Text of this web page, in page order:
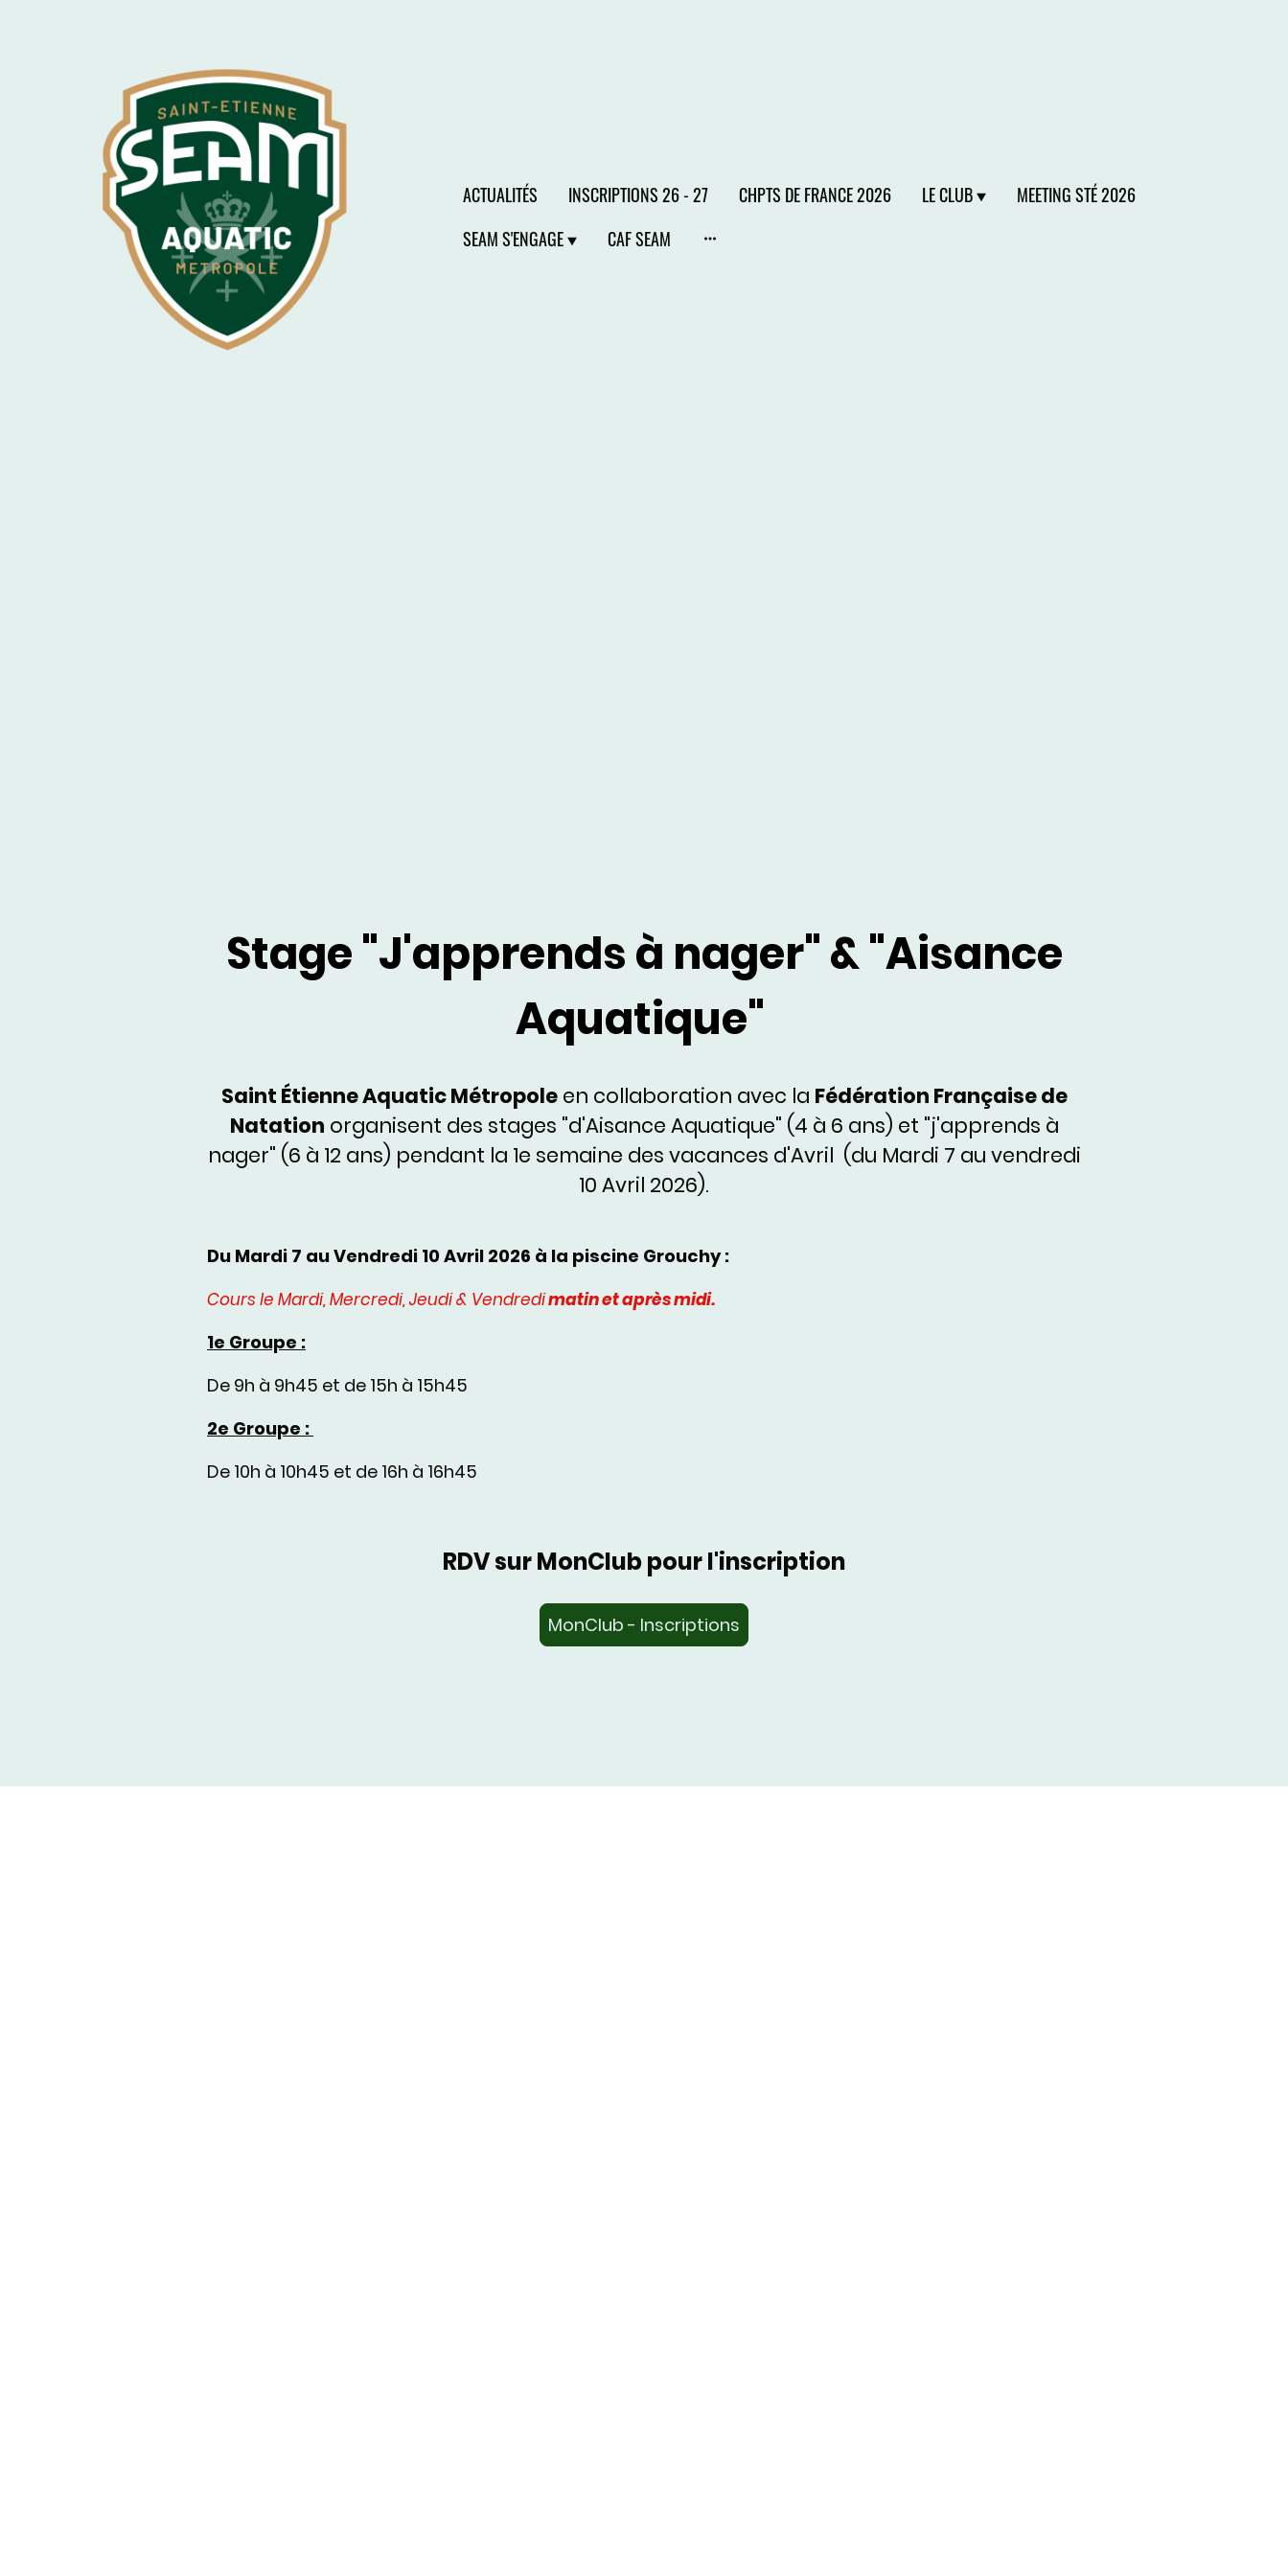
ACTUALITÉS INSCRIPTIONS 26 - 27 CHPTS DE FRANCE 2026 LE CLUB
MEETING STÉ 2026
SEAM S'ENGAGE
CAF SEAM
Stage "J'apprends à nager" & "Aisance
Aquatique"
Saint Étienne Aquatic Métropoleen collaboration avec la Fédération Française de
Natation organisent des stages "d'Aisance Aquatique" (4 à 6 ans) et "j'apprends à
nager" (6 à 12 ans) pendant la 1e semaine des vacances d'Avril (du Mardi 7 au vendredi
10 Avril 2026).
Du Mardi 7 au Vendredi 10 Avril 2026 à la piscine Grouchy :
Cours le Mardi, Mercredi, Jeudi & Vendredimatin et après midi.
1e Groupe :
De 9h à 9h45 et de 15h à 15h45
2e Groupe :
De 10h à 10h45 et de 16h à 16h45
RDV sur MonClub pour l'inscription
MonClub - Inscriptions